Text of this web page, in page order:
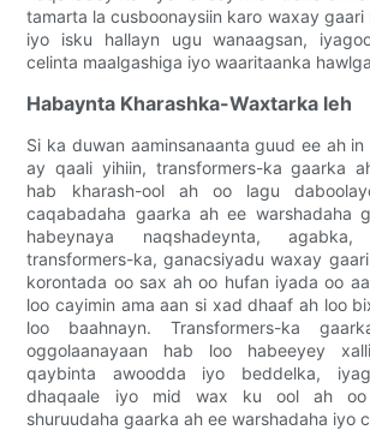
tamarta la cusboonaysiin karo waxay
iyo isku hallayn ugu wanaagsan,
celinta maalgashiga iyo waaritaanka
Habaynta Kharashka-Waxtarka leh
Si ka duwan aaminsanaanta guud ee ah
ay qaali yihiin, transformers-ka gaarka
hab kharash-ool ah oo lagu
caqabadaha gaarka ah ee warshadaha
habeynaya naqshadeynta,
transformers-ka, ganacsiyadu waxay
korontada oo sax ah oo hufan iyada oo
loo cayimin ama aan si xad dhaaf ah loo
loo baahnayn. Transformers-ka
oggolaanayaan hab loo habeeyey
qaybinta awoodda iyo beddelka,
dhaqaale iyo mid wax ku ool ah oo
shuruudaha gaarka ah ee warshadaha iyo